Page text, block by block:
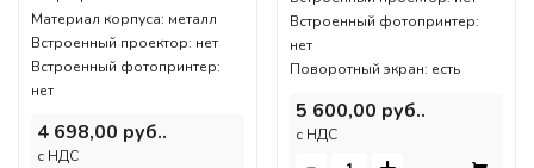
Материал корпуса: металл
Встроенный проектор: нет
Встроенный фотопринтер:
нет
4 698,00 руб..
c НДС
Встроенный фотопринтер:
нет
Поворотный экран: есть
5 600,00 руб..
c НДС